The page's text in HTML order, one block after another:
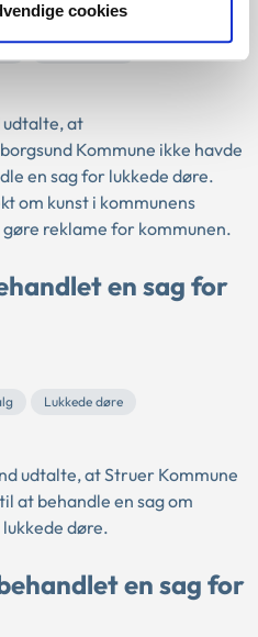
cookies
Lukkede døre
at
Kommune ikke havde
en sag for lukkede døre.
om kunst i kommunens
reklame for kommunen.
en sag for
Lukkede døre
udtalte, at Struer Kommune
at behandle en sag om
døre.
en sag for